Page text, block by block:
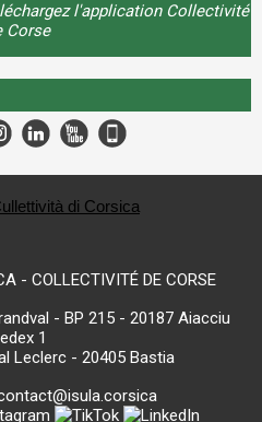
l'application Collectivité
Corse
- COLLECTIVITÉ DE CORSE
- BP 215 - 20187 Aiacciu
1
Leclerc - 20405 Bastia